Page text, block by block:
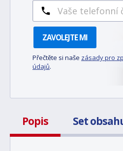
ZAVOLEJTE MI
Přečtěte si naše zásady pro
údajů.
Popis Set